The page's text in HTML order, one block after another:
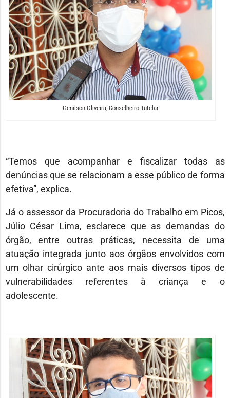
Genilson Oliveira, Conselheiro Tutelar
“Temos que acompanhar e fiscalizar todas as
denúncias que se relacionam a esse público de forma
efetiva”, explica.
Já o assessor da Procuradoria do Trabalho em Picos,
Júlio César Lima, esclarece que as demandas do
órgão, entre outras práticas, necessita de uma
atuação integrada junto aos órgãos envolvidos com
um olhar cirúrgico ante aos mais diversos tipos de
vulnerabilidades referentes à criança e o
adolescente.